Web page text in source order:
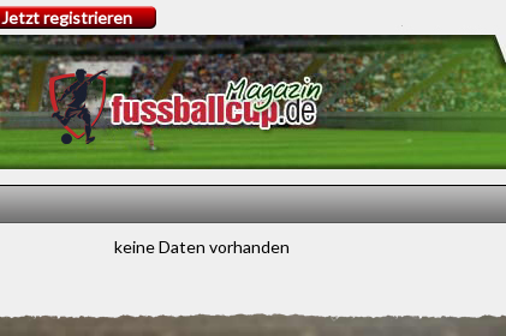
Jetzt registrieren
keine Daten vorhanden